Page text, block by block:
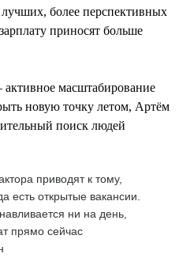
более перспективных
приносят больше
масштабирование
новую точку летом, Артём
поиск людей
приводят к тому,
есть открытые вакансии.
ни на день,
прямо сейчас